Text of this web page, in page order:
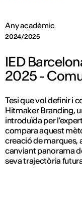
Any acadèmic
2024/2025
IED
2025 -
Tesi que vol definir i
Hitmaker Branding,
introduïda per
compara aquest
creació de marques,
canviant panorama
seva trajectòria